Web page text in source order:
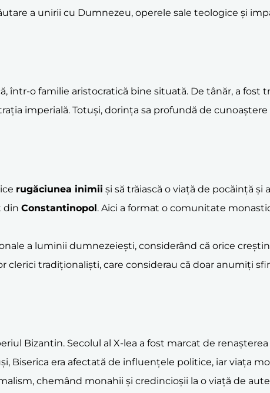
a unirii cu Dumnezeu, operele sale teologice și
într-o familie aristocratică bine situată. De tânăr, a fost
imperială. Totuși, dorința sa profundă de
rugăciunea inimii și să trăiască o viață de pocăință și
din Constantinopol. Aici a format o comunitate
a luminii dumnezeiești, considerând că orice
tradiționaliști, care considerau că doar anumiți
Bizantin. Secolul al X-lea a fost marcat de
Biserica era afectată de influențele politice, iar viața
chemând monahii și credincioșii la o viață de